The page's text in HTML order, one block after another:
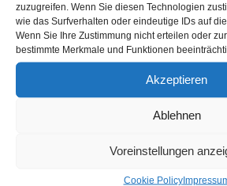
zuzugreifen. Wenn Sie diesen Technologien
wie das Surfverhalten oder eindeutige IDs auf
Wenn Sie Ihre Zustimmung nicht erteilen oder
bestimmte Merkmale und Funktionen
Akzeptieren
Ablehnen
Voreinstellungen
Cookie Policy
Month
Skip
calendar
days
27 28 29 30 31
6 7
13 14
20
26 27 28